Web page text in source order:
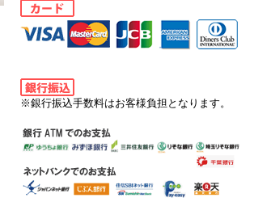
※銀行振込手数料はお客様負担となります。